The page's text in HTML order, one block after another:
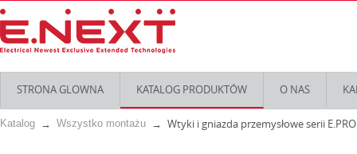
STRONA GLOWNA KATALOG PRODUKTÓW O NAS
Katalog Wszystko montażu Wtyki i gniazda przemysłowe serii E.PRO